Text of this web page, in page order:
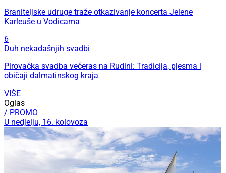
Braniteljske udruge traže otkazivanje koncerta Jelene
Karleuše u Vodicama
6
Duh nekadašnjih svadbi
Pirovačka svadba večeras na Rudini: Tradicija, pjesma i
običaji dalmatinskog kraja
VIŠE
Oglas
/ PROMO
U nedjelju, 16. kolovoza